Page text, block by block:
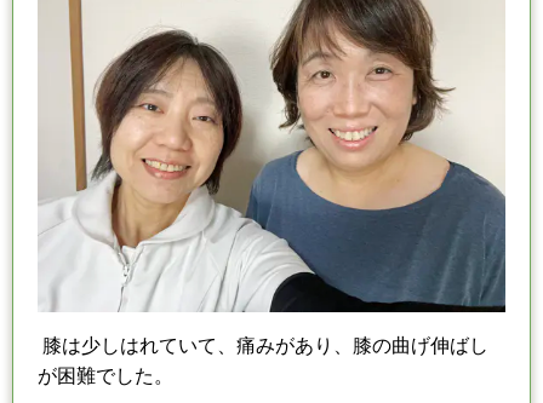
膝は少しはれていて、痛みがあり、膝の曲げ伸ばし
が困難でした。